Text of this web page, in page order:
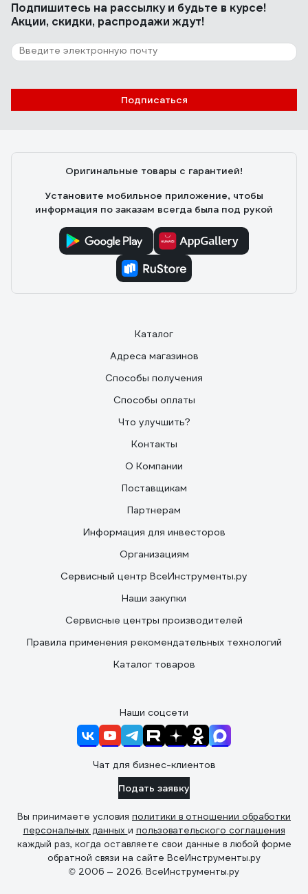
Подпишитесь на рассылкуи будьте в курсе!
Акции, скидки, распродажи ждут!
Подписаться
Оригинальные товары с гарантией!
Установите мобильное приложение, чтобы
информация по заказам всегда была под рукой
Каталог
Адреса магазинов
Способы получения
Способы оплаты
Что улучшить?
Контакты
О Компании
Поставщикам
Партнерам
Информация для инвесторов
Организациям
Сервисный центр ВсеИнструменты.ру
Наши закупки
Сервисные центры производителей
Правила применения рекомендательных технологий
Каталог товаров
Наши соцсети
Чат для бизнес-клиентов
Подать заявку
Вы принимаете условия политики в отношении обработки
персональных данных и пользовательского соглашения
каждый раз, когда оставляете свои данные в любой форме
обратной связи на сайте ВсеИнструменты.ру
© 2006 — 2026. ВсеИнструменты.ру